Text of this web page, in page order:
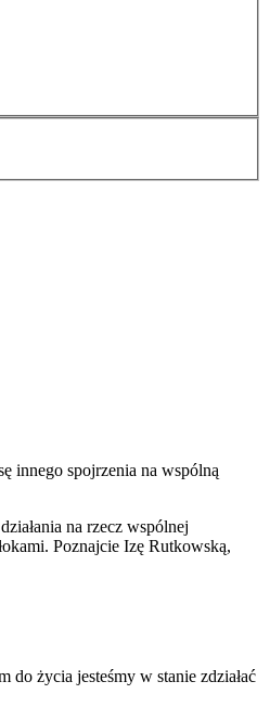
innego spojrzenia na wspólną
na rzecz wspólnej
Poznajcie Izę Rutkowską,
życia jesteśmy w stanie zdziałać